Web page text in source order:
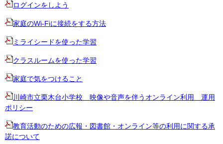
ログインをしよう
家庭のWi-Fiに接続をする方法
ミライシードを使った学習
クラスルームを使った学習
家庭で気をつけること
川崎市立栗木台小学校 映像や音声を伴うオンライン利用 運用
ポリシー
教育活動のための広報・図書館・オンライン等の利用に関する承
諾について